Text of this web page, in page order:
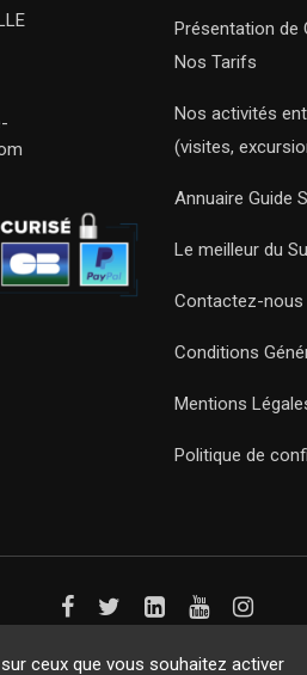
ceux que vous souhaitez activer
Présentation de
Nos Tarifs
Nos activités
(visites,
Annuaire Guide
Le meilleur du
Contactez-nous
Conditions
Mentions
Politique de
droits réservés.Développement